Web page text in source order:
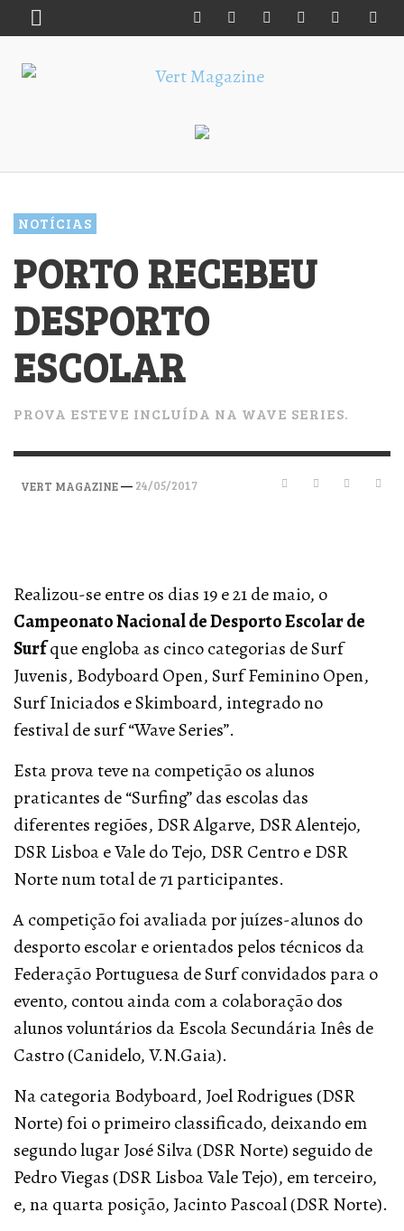
NOTÍCIAS
PORTO RECEBEU
DESPORTO
ESCOLAR
PROVA ESTEVE INCLUÍDA NA WAVE SERIES.
VERT MAGAZINE— 24/05/2017
Realizou-se entre os dias 19 e 21 de maio, o
Campeonato Nacional de Desporto Escolar de
Surfque engloba as cinco categorias de Surf
Juvenis, Bodyboard Open, Surf Feminino Open,
Surf Iniciados e Skimboard, integrado no
festival de surf “Wave Series”.
Esta prova teve na competição os alunos
praticantes de “Surfing” das escolas das
diferentes regiões, DSR Algarve, DSR Alentejo,
DSR Lisboa e Vale do Tejo, DSR Centro e DSR
Norte num total de 71 participantes.
A competição foi avaliada por juízes-alunos do
desporto escolar e orientados pelos técnicos da
Federação Portuguesa de Surf convidados para o
evento, contou ainda com a colaboração dos
alunos voluntários da Escola Secundária Inês de
Castro (Canidelo, V.N.Gaia).
Na categoria Bodyboard, Joel Rodrigues (DSR
Norte) foi o primeiro classificado, deixando em
segundo lugar José Silva (DSR Norte) seguido de
Pedro Viegas (DSR Lisboa Vale Tejo), em terceiro,
e, na quarta posição, Jacinto Pascoal (DSR Norte).